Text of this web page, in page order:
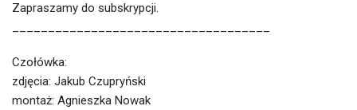
Zapraszamy do subskrypcji.
Czołówka:
zdjęcia: Jakub Czupryński
montaż: Agnieszka Nowak